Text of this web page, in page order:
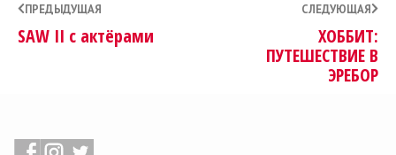
ПРЕДЫДУЩАЯ
SAW II с актёрами
СЛЕДУЮЩАЯ
ХОББИТ:
ПУТЕШЕСТВИЕ В
ЭРЕБОР